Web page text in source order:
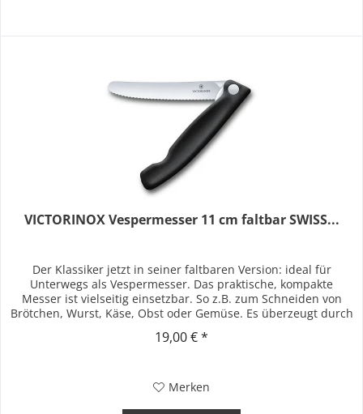
VICTORINOX Vespermesser 11 cm faltbar SWISS...
Der Klassiker jetzt in seiner faltbaren Version: ideal für
Unterwegs als Vespermesser. Das praktische, kompakte
Messer ist vielseitig einsetzbar. So z.B. zum Schneiden von
Brötchen, Wurst, Käse, Obst oder Gemüse. Es überzeugt durch
19,00 € *
Merken